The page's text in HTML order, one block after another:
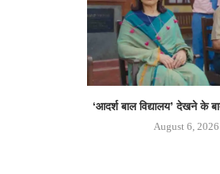
‘आदर्श बाल विद्यालय’ देखने के
August 6, 2026